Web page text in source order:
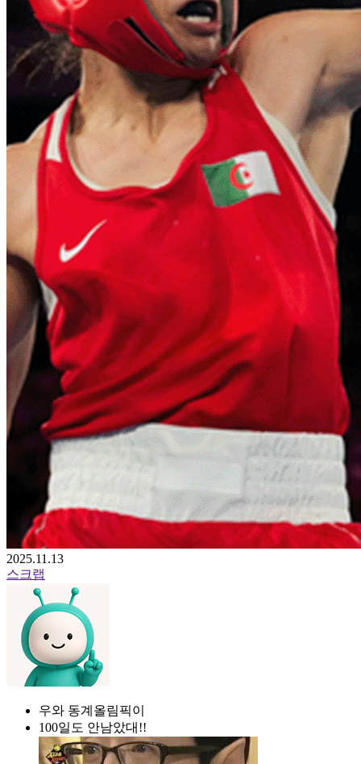
2025.11.13
스크랩
우와 동계올림픽이
100일도 안남았대!!